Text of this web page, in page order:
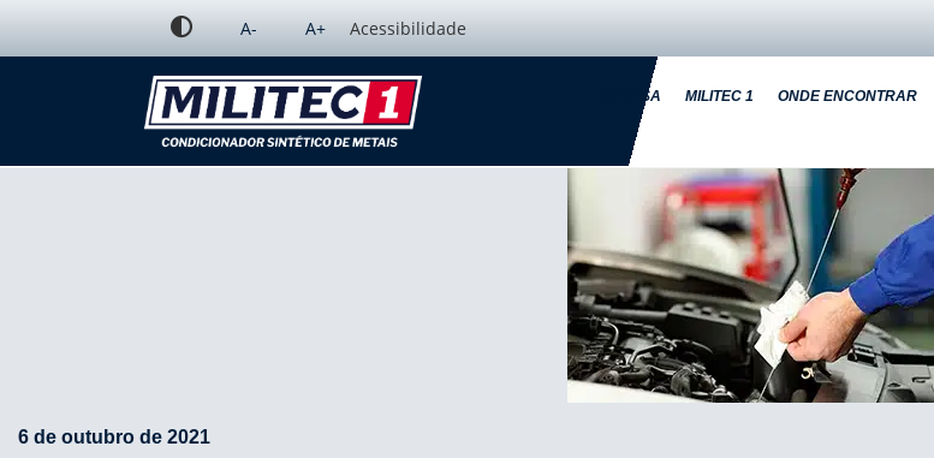
A- A+ Acessibilidade
EMPRESA MILITEC 1 ONDE ENCONTRAR
6 de outubro de 2021